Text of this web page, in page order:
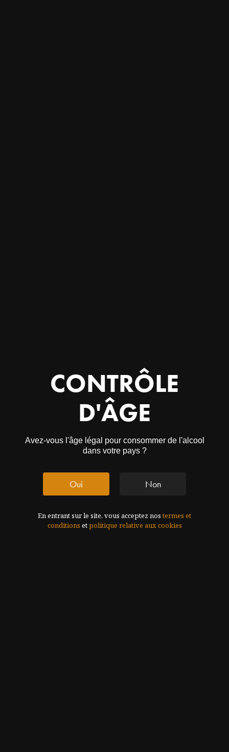
Notre Vin : MTB*
Levures indigènes, sulfites minimes et à peine boisés.
Un vin contemporain.
Vérité, rythme, épices et fruits mûrs.
Célèbre la vie!
CONTRÔLE
D'ÂGE
Avez-vous l'âge légal pour consommer de l'alcool
dans votre pays ?
Oui Non
En entrant sur le site, vous acceptez nostermes et
conditions etpolitique relative aux cookies